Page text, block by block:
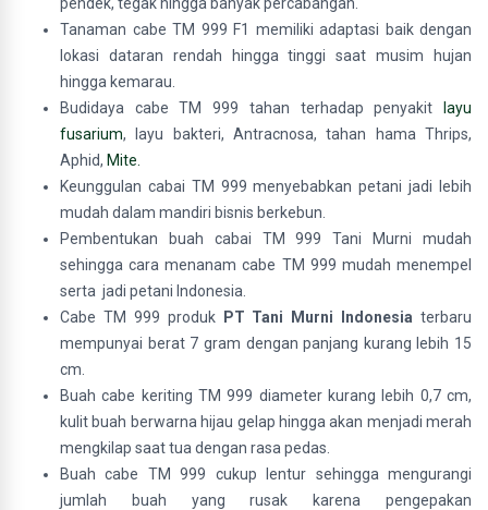
Tanaman cabe TM 999 F1 memiliki adaptasi baik dengan
lokasi dataran rendah hingga tinggi saat musim hujan
hingga kemarau.
Budidaya cabe TM 999 tahan terhadap penyakit layu
fusarium, layu bakteri, Antracnosa, tahan hama Thrips,
Aphid, Mite.
Keunggulan cabai TM 999 menyebabkan petani jadi lebih
mudah dalam mandiri bisnis berkebun.
Pembentukan buah cabai TM 999 Tani Murni mudah
sehingga cara menanam cabe TM 999 mudah menempel
serta jadi petani Indonesia.
Cabe TM 999 produk
PT Tani Murni Indonesia terbaru
mempunyai berat 7 gram dengan panjang kurang lebih 15
cm.
Buah cabe keriting TM 999 diameter kurang lebih 0,7 cm,
kulit buah berwarna hijau gelap hingga akan menjadi merah
mengkilap saat tua dengan rasa pedas.
Buah cabe TM 999 cukup lentur sehingga mengurangi
jumlah buah yang rusak karena pengepakan